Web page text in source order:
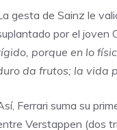
gesta de Sainz le
por el joven
porque en lo
da frutos; la vida
Ferrari suma su
Verstappen (dos